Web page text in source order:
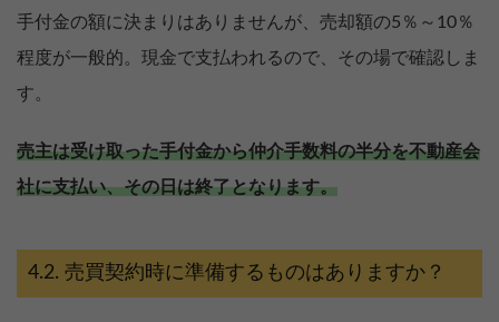
手付金の額に決まりはありませんが、売却額の5％～10％
程度が一般的。現金で支払われるので、その場で確認しま
す。
売主は受け取った手付金から仲介手数料の半分を不動産会
社に支払い、その日は終了となります。
売買契約時に準備するものはありますか？